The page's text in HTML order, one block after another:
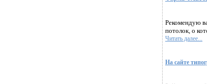
Рекомендую
потолок, о
Читать далее...
На сайте